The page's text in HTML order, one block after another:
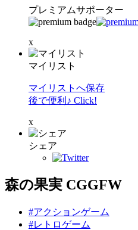
プレミアムサポーター
x
マイリスト
マイリストへ保存
後で便利♪ Click!
x
シェア
森の果実 CGGFW
#アクションゲーム
#レトロゲーム